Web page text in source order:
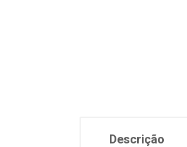
Descrição